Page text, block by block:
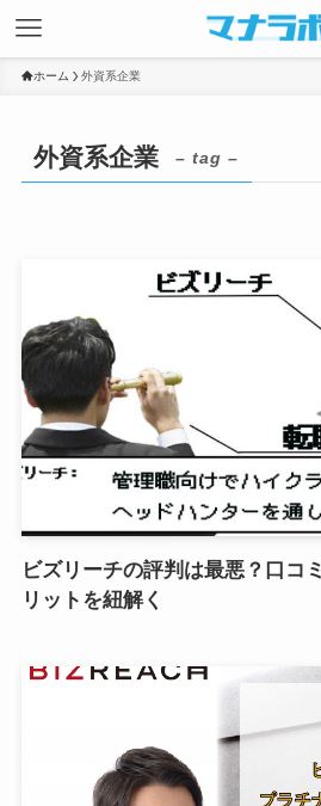
ホーム 外資系企業
外資系企業 – tag –
ビズリーチの評判は最悪？口コ
リットを紐解く